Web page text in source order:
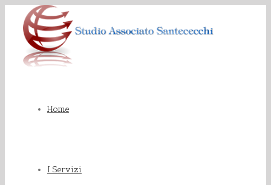
Home
I Servizi